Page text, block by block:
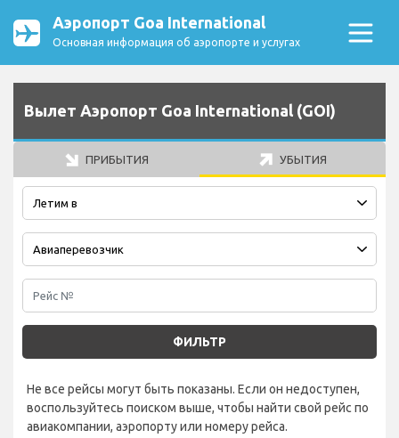
Аэропорт Goa International
Основная информация об аэропорте и услугах
Вылет Аэропорт Goa International (GOI)
ПРИБЫТИЯ УБЫТИЯ
ФИЛЬТР
Не все рейсы могут быть показаны. Если он недоступен,
воспользуйтесь поиском выше, чтобы найти свой рейс по
авиакомпании, аэропорту или номеру рейса.